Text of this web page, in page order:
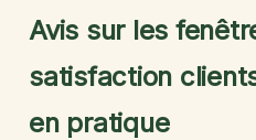
Avis sur les
satisfaction
en pratique